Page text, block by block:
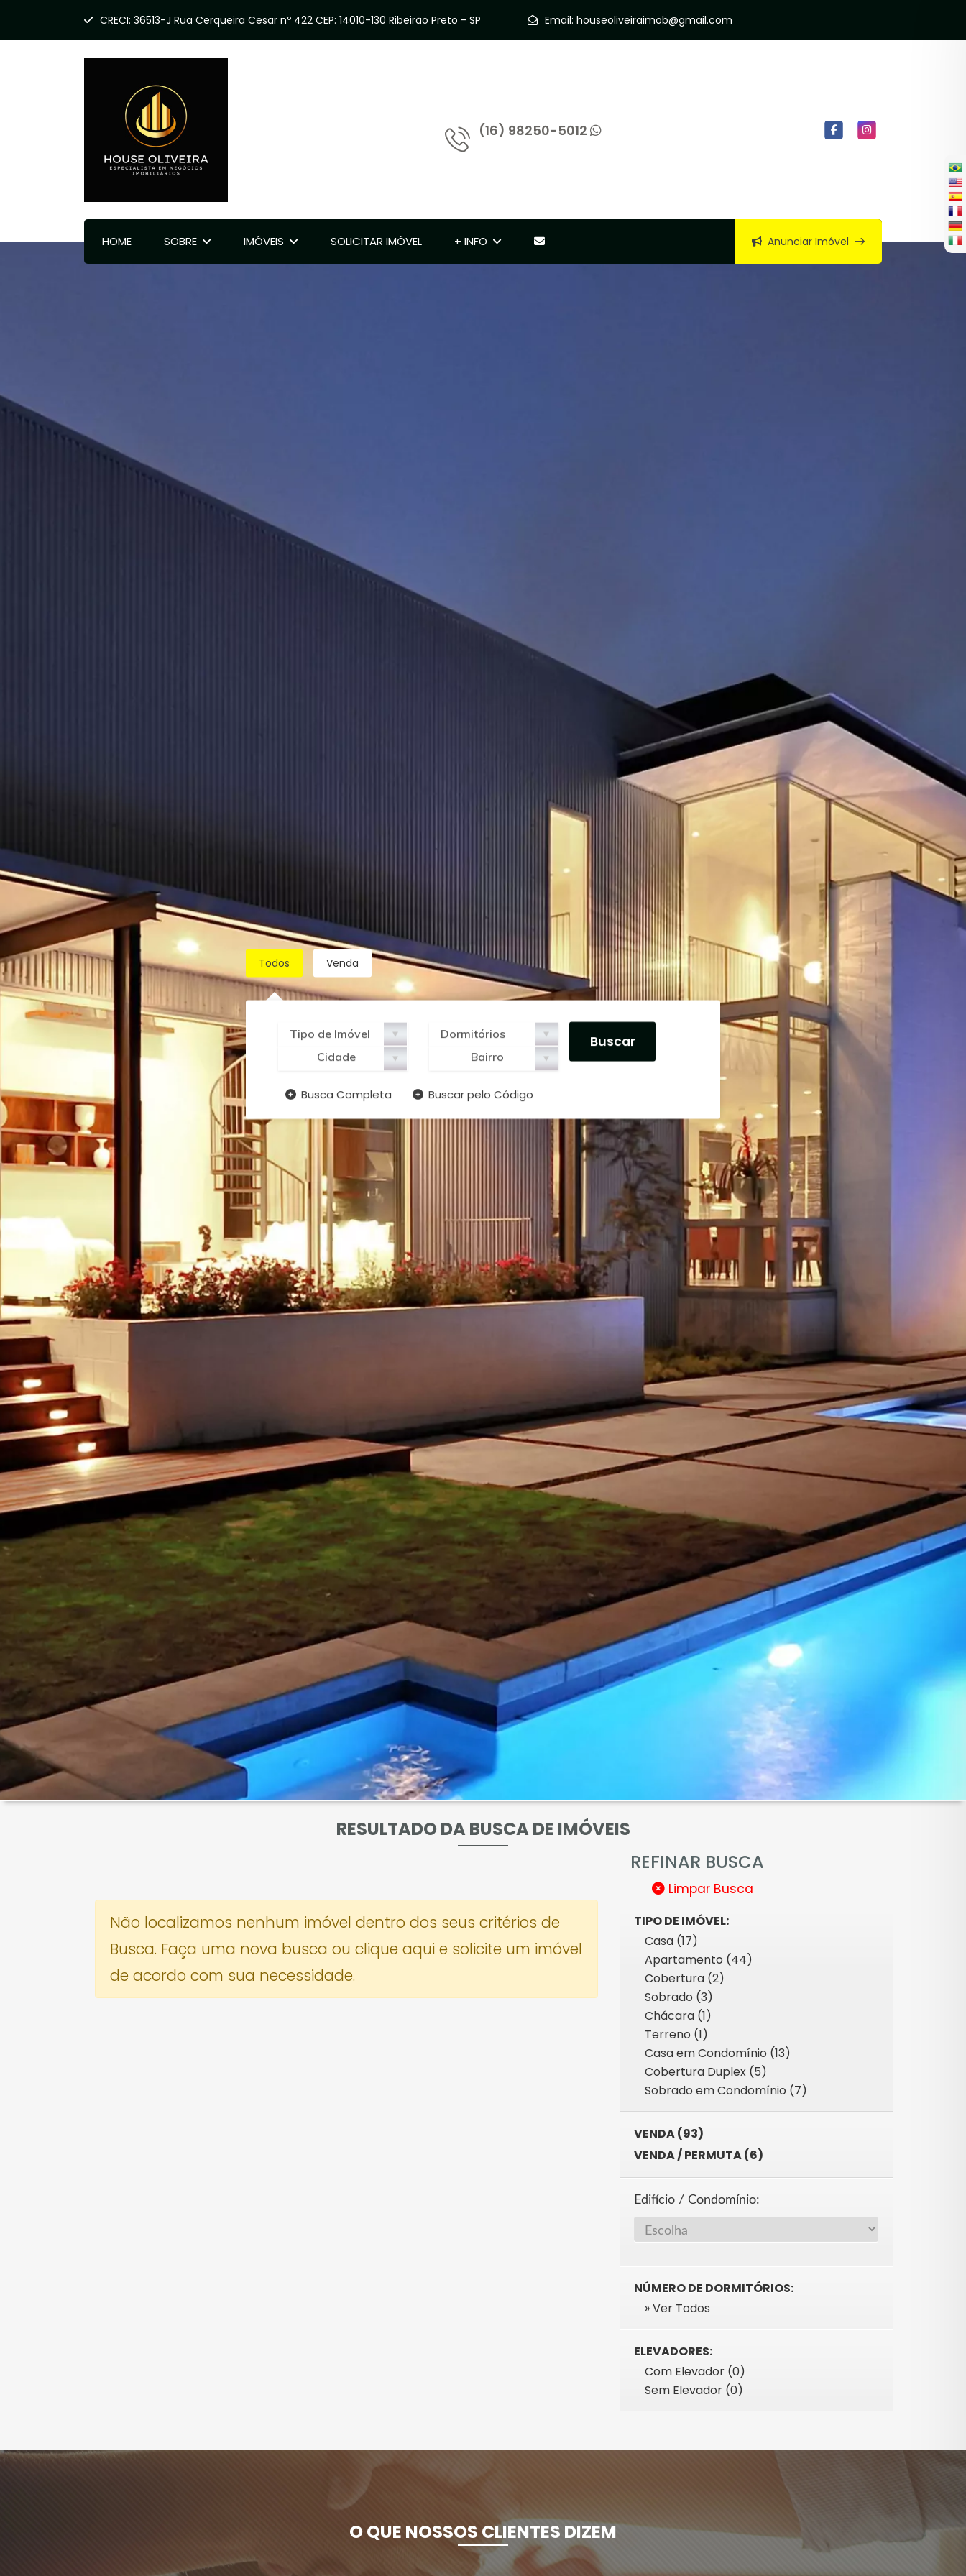
CRECI: 36513-J Rua Cerqueira Cesar nº 422 CEP: 14010-130 Ribeirão Preto - SP Email: houseoliveiraimob@gmail.com
(16) 98250-5012
HOME SOBRE IMÓVEIS SOLICITAR IMÓVEL + INFO Anunciar Imóvel
Todos Venda
Cidade Bairro
RESULTADO DA BUSCA DE IMÓVEIS
Não localizamos nenhum imóvel dentro dos seus critérios de
Busca. Faça uma nova busca ou clique aqui e solicite um imóvel
de acordo com sua necessidade.
REFINAR BUSCA
Limpar Busca
TIPO DE IMÓVEL:
Casa (17)
Apartamento (44)
Cobertura (2)
Sobrado (3)
Chácara (1)
Terreno (1)
Casa em Condomínio (13)
Cobertura Duplex (5)
Sobrado em Condomínio (7)
VENDA (93)
VENDA / PERMUTA (6)
Edifício / Condomínio:
NÚMERO DE DORMITÓRIOS:
» Ver Todos
ELEVADORES:
Com Elevador (0)
Sem Elevador (0)
O QUE NOSSOS CLIENTES DIZEM